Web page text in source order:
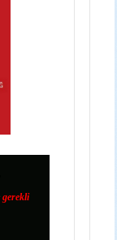
gerekli